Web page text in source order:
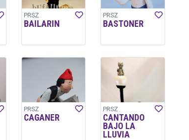
PRSZ
BAILARIN
PRSZ
BASTONER
PRSZ
CAGANER
PRSZ
CANTANDO
BAJO LA
LLUVIA